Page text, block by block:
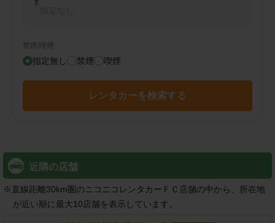
禁煙/喫煙
指定無し 禁煙 喫煙
レンタカーを検索する
近隣の店舗
※直線距離30km圏のニコニコレンタカーＦＣ店舗の中から、所在地
が近い順に最大10店舗を表示しています。